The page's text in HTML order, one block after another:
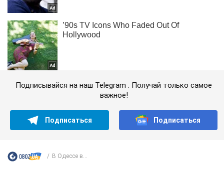
Подписывайся на наш Telegram . Получай только самое
важное!
Подписаться Подписаться
В Одессе в...